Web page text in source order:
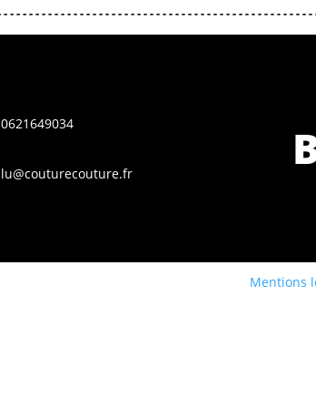
0621649034
lu@couturecouture.fr
Mentions